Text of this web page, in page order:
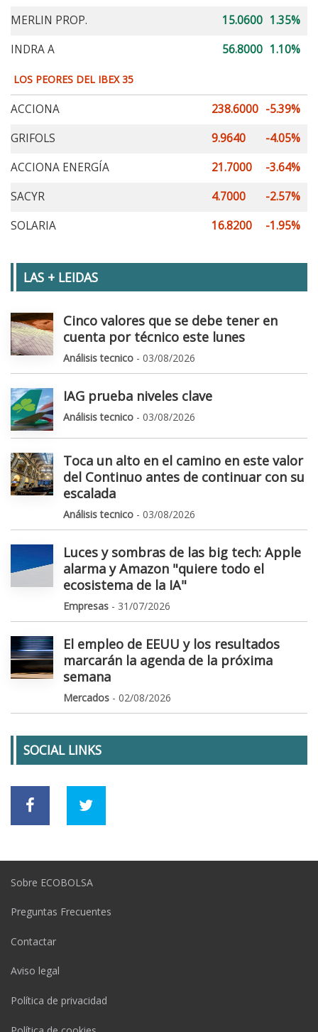
MERLIN PROP.
15.0600 1.35%
INDRA A
56.8000 1.10%
LOS PEORES DEL IBEX 35
ACCIONA 238.6000 -5.39%
GRIFOLS
9.9640
-4.05%
ACCIONA ENERGÍA
21.7000
-3.64%
SACYR
4.7000
-2.57%
SOLARIA
16.8200 -1.95%
LAS + LEIDAS
Cinco valores que se debe tener en
cuenta por técnico este lunes
Análisis tecnico - 03/08/2026
IAG prueba niveles clave
Análisis tecnico - 03/08/2026
Toca un alto en el camino en este valor
del Continuo antes de continuar con su
escalada
Análisis tecnico - 03/08/2026
Luces y sombras de las big tech: Apple
alarma y Amazon "quiere todo el
ecosistema de la IA"
Empresas - 31/07/2026
El empleo de EEUU y los resultados
marcarán la agenda de la próxima
semana
Mercados - 02/08/2026
SOCIAL LINKS
Sobre ECOBOLSA
Preguntas Frecuentes
Contactar
Aviso legal
Política de privacidad